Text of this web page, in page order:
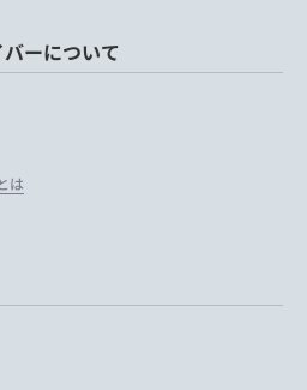
ーについて
は